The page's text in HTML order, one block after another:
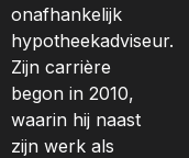
onafhankelijk
hypotheekadviseur.
Zijn carrière
begon in 2010,
waarin hij naast
zijn werk als